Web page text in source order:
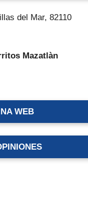
del Mar, 82110
Mazatlàn
WEB